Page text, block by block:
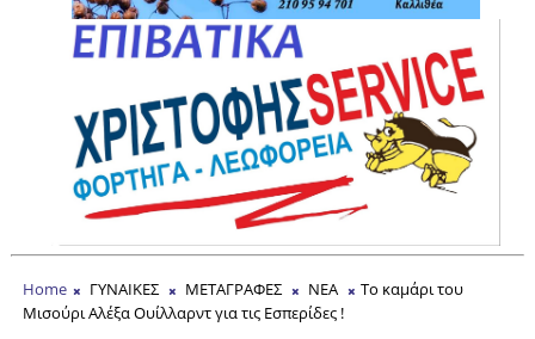
Home ΓΥΝΑΙΚΕΣ ΜΕΤΑΓΡΑΦΕΣ ΝΕΑ
To καμάρι του
Μισούρι Αλέξα Ουίλλαρντ για τις Εσπερίδες !